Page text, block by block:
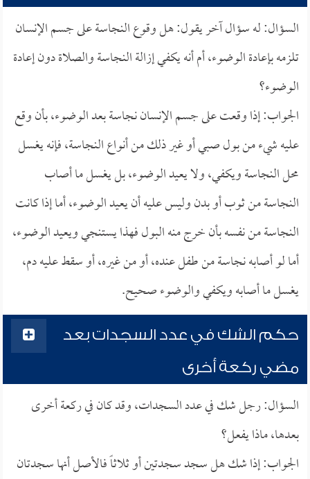
السؤال: له سؤال آخر يقول: هل وقوع النجاسة على جسم الإنسان
تلزمه بإعادة الوضوء، أم أنه يكفي إزالة النجاسة والصلاة دون إعادة
الوضوء؟
الجواب: إذا وقعت على جسم الإنسان نجاسة بعد الوضوء، بأن وقع
عليه شيء من بول صبي أو غير ذلك من أنواع النجاسة، فإنه يغسل
محل النجاسة ويكفي، ولا يعيد الوضوء، بل يغسل ما أصاب
النجاسة من ثوب أو بدن وليس عليه أن يعيد الوضوء، أما إذا كانت
النجاسة من نفسه بأن خرج منه البول فهذا يستنجي ويعيد الوضوء،
أما لو أصابه نجاسة من طفل عنده، أو من غيره، أو سقط عليه دم،
يغسل ما أصابه ويكفي والوضوء صحيح.
حكم الشك في عدد السجدات بعد
مضي ركعة أخرى
السؤال: رجل شك في عدد السجدات، وقد كان في ركعة أخرى
بعدها، ماذا يفعل؟
الجواب: إذا شك هل سجد سجدتين أو ثلاثاً فالأصل أنها سجدتان